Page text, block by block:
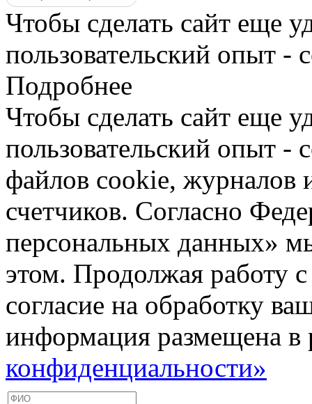
Чтобы сделать сайт еще
пользовательский опыт -
Подробнее
Чтобы сделать сайт еще
пользовательский опыт
файлов cookie, журналов
счетчиков. Согласно
персональных данных»
этом. Продолжая работу
согласие на обработку
информация размещена в
конфиденциальности»